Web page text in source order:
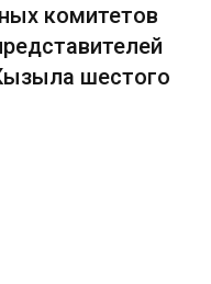
комитетов
шестого